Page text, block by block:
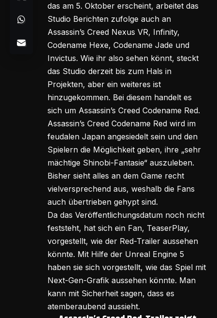
das am 5. Oktober erscheint, arbeitet das
Studio Berichten zufolge auch an
Assassin’s Creed Nexus VR, Infinity,
Codename Hexe, Codename Jade und
Invictus. Wie ihr also sehen könnt, steckt
das Studio derzeit bis zum Hals in
Projekten, aber ein weiteres ist
hinzugekommen. Bei diesem handelt es
sich um Assassin’s Creed Codename Red.
Assassin’s Creed Codename Red wird im
feudalen Japan angesiedelt sein und den
Spielern die Möglichkeit geben, ihre „sehr
mächtige Shinobi-Fantasie“ auszuleben.
Bisher sieht alles an dem Game recht
vielversprechend aus, weshalb die Fans
auch übertrieben gehypt sind.
Da das Veröffentlichungsdatum noch nicht
feststeht, hat sich ein Fan, TeaserPlay,
vorgestellt, wie der Red-Trailer aussehen
könnte. Mit Hilfe der Unreal Engine 5
haben sie sich vorgestellt, wie das Spiel mit
Next-Gen-Grafik aussehen könnte. Man
kann mit Sicherheit sagen, dass es
atemberaubend aussieht.